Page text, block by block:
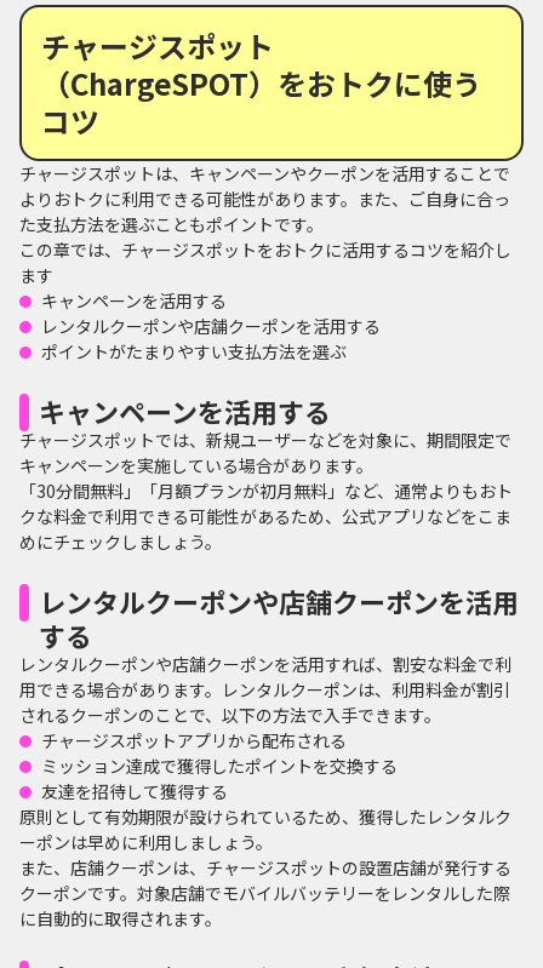
チャージスポット
（ChargeSPOT）をおトクに使う
コツ
チャージスポットは、キャンペーンやクーポンを活用することで
よりおトクに利用できる可能性があります。また、ご自身に合っ
た支払方法を選ぶこともポイントです。
この章では、チャージスポットをおトクに活用するコツを紹介し
ます
キャンペーンを活用する
レンタルクーポンや店舗クーポンを活用する
ポイントがたまりやすい支払方法を選ぶ
キャンペーンを活用する
チャージスポットでは、新規ユーザーなどを対象に、期間限定で
キャンペーンを実施している場合があります。
「30分間無料」「月額プランが初月無料」など、通常よりもおト
クな料金で利用できる可能性があるため、公式アプリなどをこま
めにチェックしましょう。
レンタルクーポンや店舗クーポンを活用
する
レンタルクーポンや店舗クーポンを活用すれば、割安な料金で利
用できる場合があります。レンタルクーポンは、利用料金が割引
されるクーポンのことで、以下の方法で入手できます。
チャージスポットアプリから配布される
ミッション達成で獲得したポイントを交換する
友達を招待して獲得する
原則として有効期限が設けられているため、獲得したレンタルク
ーポンは早めに利用しましょう。
また、店舗クーポンは、チャージスポットの設置店舗が発行する
クーポンです。対象店舗でモバイルバッテリーをレンタルした際
に自動的に取得されます。